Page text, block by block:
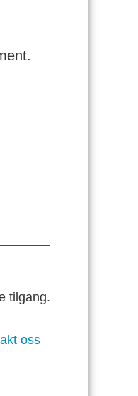
tilgang.
oss